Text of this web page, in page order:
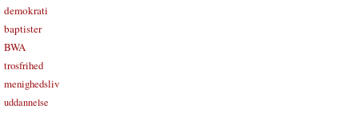
demokrati
baptister
BWA
trosfrihed
menighedsliv
uddannelse